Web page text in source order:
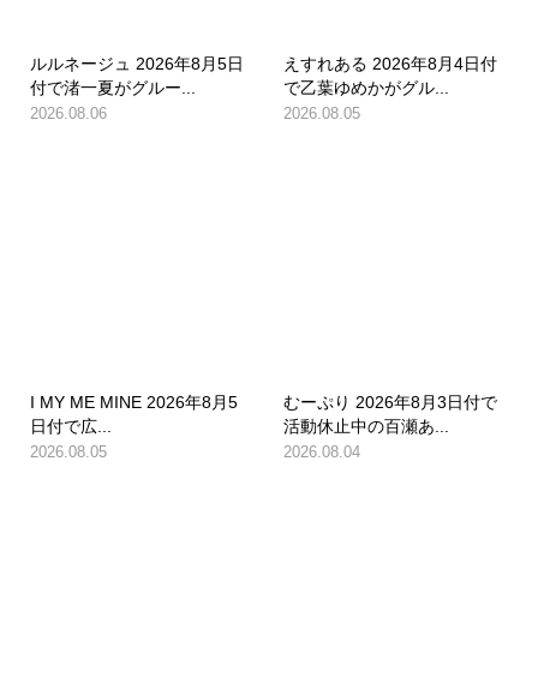
ルルネージュ 2026年8月5日
付で渚一夏がグルー...
2026.08.06
えすれある 2026年8月4日付
で乙葉ゆめかがグル...
2026.08.05
I MY ME MINE 2026年8月5
日付で広...
2026.08.05
むーぷり 2026年8月3日付で
活動休止中の百瀬あ...
2026.08.04